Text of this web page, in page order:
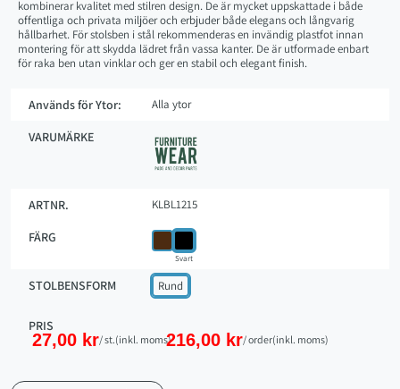
kombinerar kvalitet med stilren design. De är mycket uppskattade i både
offentliga och privata miljöer och erbjuder både elegans och långvarig
hållbarhet. För stolsben i stål rekommenderas en invändig plastfot innan
montering för att skydda lädret från vassa kanter. De är utformade enbart
för raka ben utan vinklar och ger en stabil och elegant finish.
Används för Ytor: Alla ytor
VARUMÄRKE
ARTNR. KLBL1215
FÄRG
Svart
STOLBENSFORM Rund
PRIS
27,00 kr/ st.(inkl. moms)216,00 kr/ order(inkl. moms)